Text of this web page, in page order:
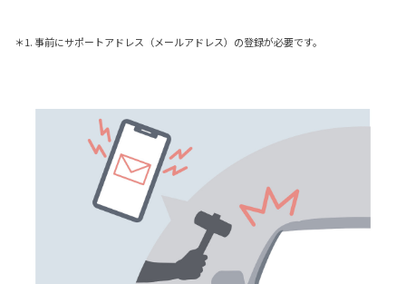
＊1. 事前にサポートアドレス（メールアドレス）の登録が必要です。